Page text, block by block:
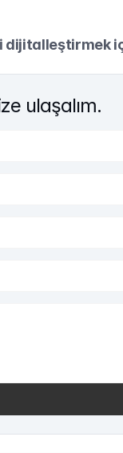
dijitalleştirmek
ulaşalım.